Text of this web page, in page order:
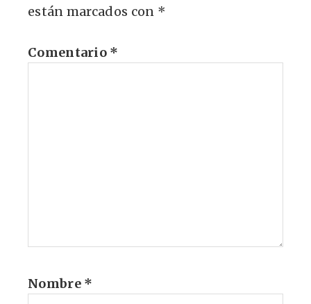
están marcados con *
Comentario *
Nombre *